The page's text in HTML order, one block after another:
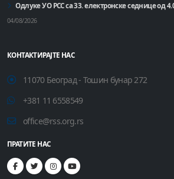
Одлуке УО РСС са 33. електронске седнице од
04/08/2026
КОНТАКТИРАЈТЕ НАС
11070 Београд - Тошин бунар 272
+381 11 6558549
office@rss.org.rs
ПРАТИТЕ НАС